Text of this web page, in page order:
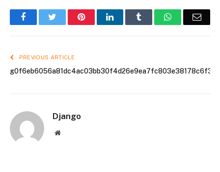
FacebookTwitter PinterestLinkedIn Tumblr WhatsApp
PREVIOUS ARTICLE
Django
Website